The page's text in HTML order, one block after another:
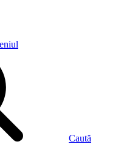
Caută